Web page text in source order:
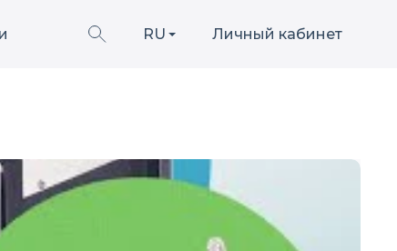
RU Личный кабинет